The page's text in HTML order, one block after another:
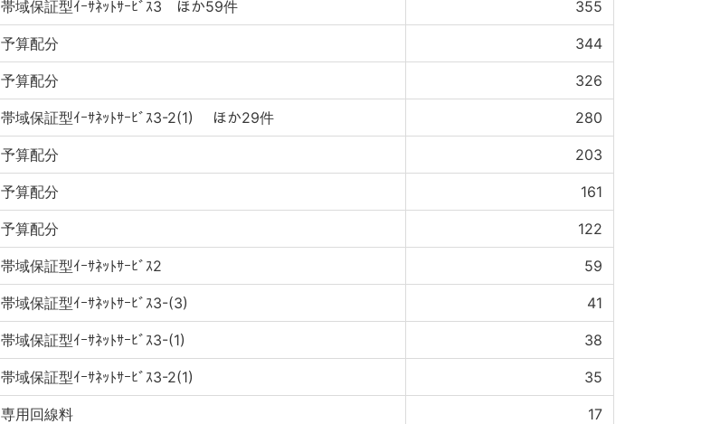
帯域保証型ｲｰｻﾈｯﾄｻｰﾋﾞｽ3 ほか59件 355
予算配分 344
予算配分 326
帯域保証型ｲｰｻﾈｯﾄｻｰﾋﾞｽ3-2(1) ほか29件 280
予算配分 203
予算配分 161
予算配分 122
帯域保証型ｲｰｻﾈｯﾄｻｰﾋﾞｽ2 59
帯域保証型ｲｰｻﾈｯﾄｻｰﾋﾞｽ3-(3) 41
帯域保証型ｲｰｻﾈｯﾄｻｰﾋﾞｽ3-(1) 38
帯域保証型ｲｰｻﾈｯﾄｻｰﾋﾞｽ3-2(1) 35
専用回線料 17